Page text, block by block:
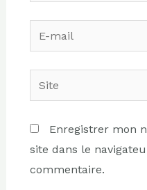
mail
Site
Enregistrer mon
site dans le
commentaire.